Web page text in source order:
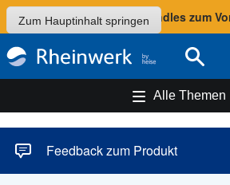
Zum Hauptinhalt springen
Sommer-Aktion: Bundles zum
Suche
Alle Themen
Feedback zum Produkt